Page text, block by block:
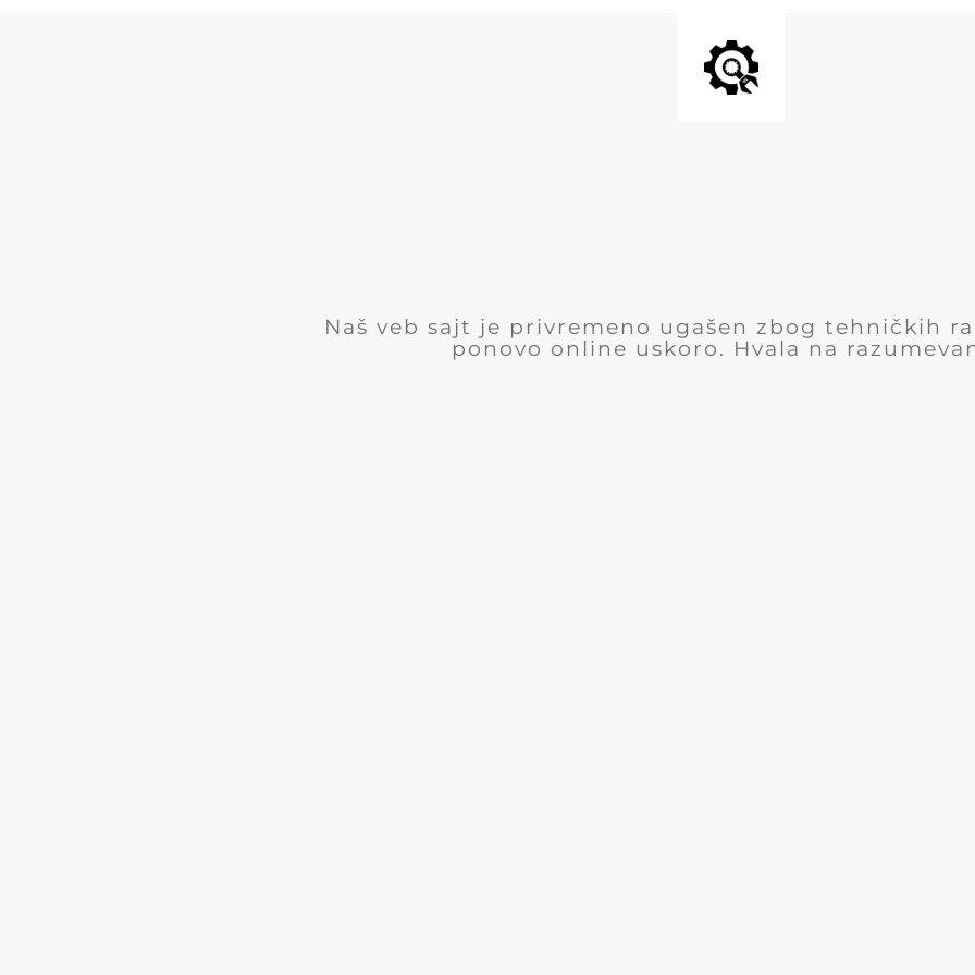
Naš veb sajt je privremeno ugašen zbog tehničkih
ponovo online uskoro. Hvala na